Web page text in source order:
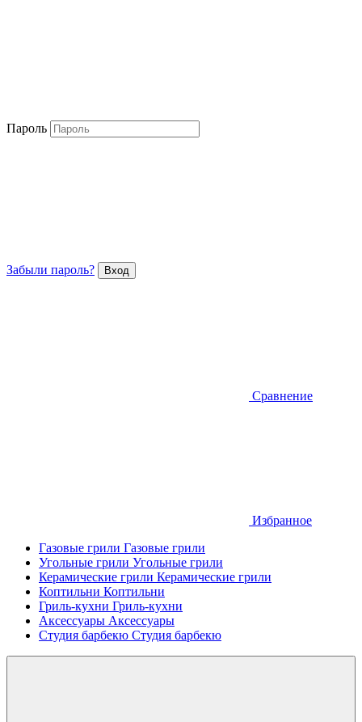
Пароль
Забыли пароль?
Сравнение
Избранное
Газовые грили Газовые грили
Угольные грили Угольные грили
Керамические грили Керамические грили
Коптильни Коптильни
Гриль-кухни Гриль-кухни
Аксессуары Аксессуары
Студия барбекю Студия барбекю